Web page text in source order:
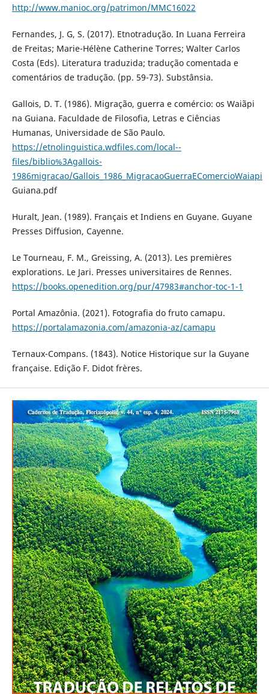
http://www.manioc.org/patrimon/MMC16022
Fernandes, J. G, S. (2017). Etnotradução. In Luana Ferreira
de Freitas; Marie-Hélène Catherine Torres; Walter Carlos
Costa (Eds). Literatura traduzida; tradução comentada e
comentários de tradução. (pp. 59-73). Substânsia.
Gallois, D. T. (1986). Migração, guerra e comércio: os Waiãpi
na Guiana. Faculdade de Filosofia, Letras e Ciências
Humanas, Universidade de São Paulo.
https://etnolinguistica.wdfiles.com/local--
files/biblio%3Agallois-
1986migracao/Gallois_1986_MigracaoGuerraEComercioWaiapi
Guiana.pdf
Huralt, Jean. (1989). Français et Indiens en Guyane. Guyane
Presses Diffusion, Cayenne.
Le Tourneau, F. M., Greissing, A. (2013). Les premières
explorations. Le Jari. Presses universitaires de Rennes.
https://books.openedition.org/pur/47983#anchor-toc-1-1
Portal Amazônia. (2021). Fotografia do fruto camapu.
https://portalamazonia.com/amazonia-az/camapu
Ternaux-Compans. (1843). Notice Historique sur la Guyane
française. Edição F. Didot frères.